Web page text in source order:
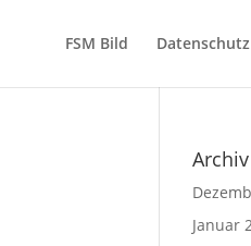
FSM Bild Datenschutz
Archiv
Januar